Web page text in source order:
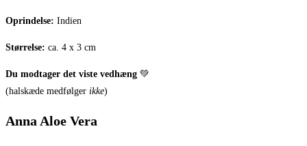
Oprindelse: Indien
Størrelse: ca. 4 x 3 cm
Du modtager det viste vedhæng 💚
(halskæde medfølger ikke)
Anna Aloe Vera